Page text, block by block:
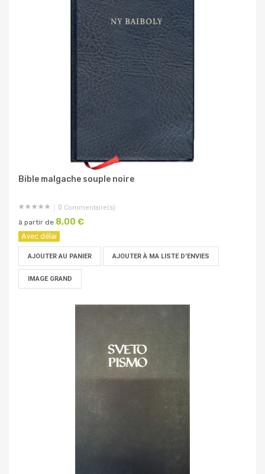
Bible malgache souple noire
0 Commentaire(s)
à partir de 8,00 €
Avec délai
AJOUTER AU PANIER AJOUTER À MA LISTE D'ENVIES
IMAGE GRAND